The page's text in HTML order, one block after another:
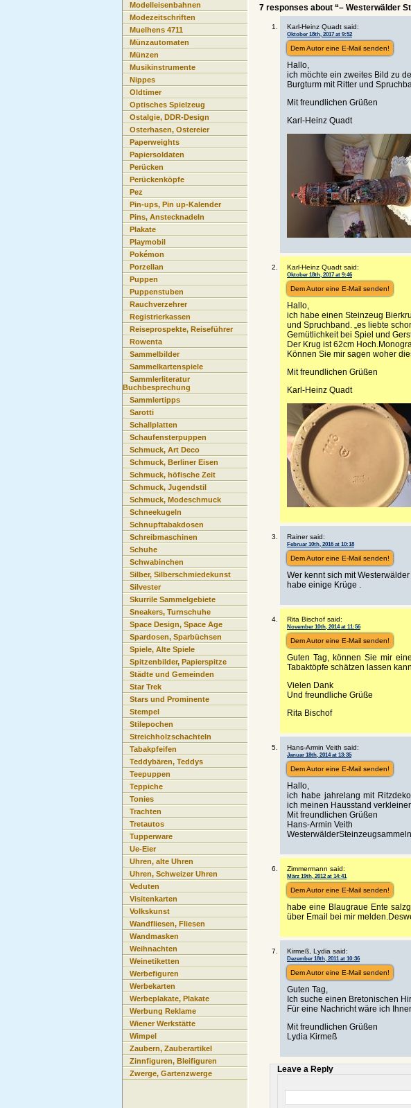
7 responses about “– Westerwälder
Karl-Heinz Quadt said:
Oktober 18th, 2017 at 9:52
Dem Autor eine E-Mail senden!
Hallo,
ich möchte ein zweites Bild zu
Burgturm mit Ritter und
Mit freundlichen Grüßen
Karl-Heinz Quadt
Karl-Heinz Quadt said:
Oktober 18th, 2017 at 9:46
Dem Autor eine E-Mail senden!
Hallo,
ich habe einen Steinzeug
und Spruchband. „es liebte
Gemütlichkeit bei Spiel und
Der Krug ist 62cm
Können Sie mir sagen woher
Mit freundlichen Grüßen
Karl-Heinz Quadt
Rainer said:
Februar 10th, 2016 at 10:18
Dem Autor eine E-Mail senden!
Wer kennt sich mit
habe einige Krüge .
Rita Bischof said:
November 10th, 2014 at 11:56
Dem Autor eine E-Mail senden!
Guten Tag, können Sie mir
Tabaktöpfe schätzen lassen
Vielen Dank
Und freundliche Grüße
Rita Bischof
Hans-Armin Veith said:
Januar 18th, 2014 at 13:35
Dem Autor eine E-Mail senden!
Hallo,
ich habe jahrelang mit
ich meinen Hausstand
Mit freundlichen Grüßen
Hans-Armin Veith
Zimmermann said:
März 19th, 2012 at 14:41
Dem Autor eine E-Mail senden!
habe eine Blaugraue Ente
über Email bei mir
Kirmeß, Lydia said:
Dezember 18th, 2011 at 10:36
Dem Autor eine E-Mail senden!
Guten Tag,
Ich suche einen Bretonischen
Für eine Nachricht wäre ich
Mit freundlichen Grüßen
Lydia Kirmeß
Leave a Reply
Modelleisenbahnen
Modezeitschriften
Muelhens 4711
Münzautomaten
Münzen
Musikinstrumente
Nippes
Oldtimer
Optisches Spielzeug
Ostalgie, DDR-Design
Osterhasen, Ostereier
Paperweights
Papiersoldaten
Perücken
Perückenköpfe
Pez
Pin-ups, Pin up-Kalender
Pins, Anstecknadeln
Plakate
Playmobil
Pokémon
Porzellan
Puppen
Puppenstuben
Rauchverzehrer
Registrierkassen
Reiseprospekte, Reiseführer
Rowenta
Sammelbilder
Sammelkartenspiele
Sammlerliteratur
Buchbesprechung
Sammlertipps
Sarotti
Schallplatten
Schaufensterpuppen
Schmuck, Art Deco
Schmuck, Berliner Eisen
Schmuck, höfische Zeit
Schmuck, Jugendstil
Schmuck, Modeschmuck
Schneekugeln
Schnupftabakdosen
Schreibmaschinen
Schuhe
Schwabinchen
Silber, Silberschmiedekunst
Silvester
Skurrile Sammelgebiete
Sneakers, Turnschuhe
Space Design, Space Age
Spardosen, Sparbüchsen
Spiele, Alte Spiele
Spitzenbilder, Papierspitze
Städte und Gemeinden
Star Trek
Stars und Prominente
Stempel
Stilepochen
Streichholzschachteln
Tabakpfeifen
Teddybären, Teddys
Teepuppen
Teppiche
Tonies
Trachten
Tretautos
Tupperware
Ue-Eier
Uhren, alte Uhren
Uhren, Schweizer Uhren
Veduten
Visitenkarten
Volkskunst
Wandfliesen, Fliesen
Wandmasken
Weihnachten
Weinetiketten
Werbefiguren
Werbekarten
Werbeplakate, Plakate
Werbung Reklame
Wiener Werkstätte
Wimpel
Zaubern, Zauberartikel
Zinnfiguren, Bleifiguren
Zwerge, Gartenzwerge